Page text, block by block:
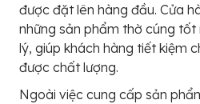
được đặt lên hàng đầu. Cửa
những sản phẩm thờ cúng
lý, giúp khách hàng tiết kiệm
được chất lượng.
Ngoài việc cung cấp sản